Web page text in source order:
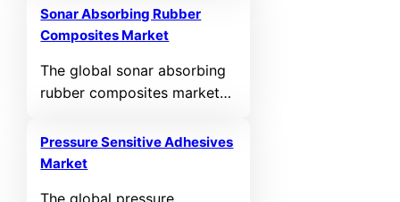
1,571.5 million by 2032,
registering a CAGR of 5.4%
Sonar Absorbing Rubber
Composites Market
The global sonar absorbing
rubber composites market
million in 2024 and is
projected to reach USD
Pressure Sensitive Adhesives
Market